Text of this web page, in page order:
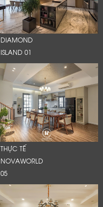
DIAMOND
ISLAND 01
THỰC TẾ
NOVAWORLD
05